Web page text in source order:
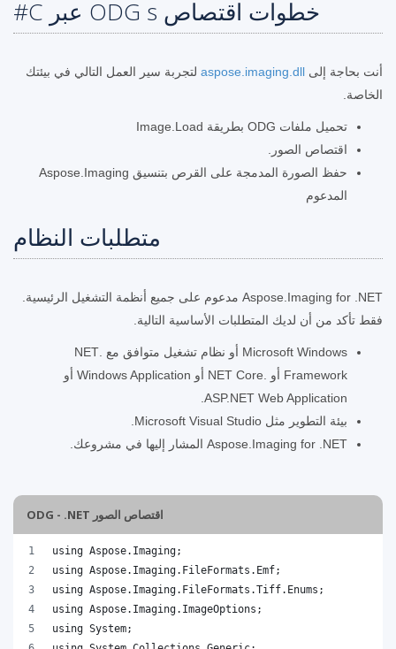
خطوات اقتصاص ODG s عبر C#
أنت بحاجة إلى aspose.imaging.dll لتجربة سير العمل التالي في بيئتك
الخاصة.
تحميل ملفات ODG بطريقة Image.Load
اقتصاص الصور.
حفظ الصورة المدمجة على القرص بتنسيق Aspose.Imaging
المدعوم
متطلبات النظام
Aspose.Imaging for .NET مدعوم على جميع أنظمة التشغيل الرئيسية.
فقط تأكد من أن لديك المتطلبات الأساسية التالية.
Microsoft Windows أو نظام تشغيل متوافق مع .NET
Framework أو .NET Core أو Windows Application أو
ASP.NET Web Application.
بيئة التطوير مثل Microsoft Visual Studio.
Aspose.Imaging for .NET المشار إليها في مشروعك.
اقتصاص الصور ODG - .NET